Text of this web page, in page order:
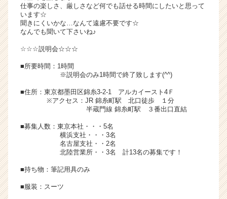
サ
ト
ャ
ア
（C
e
e
r
C
a
仕事の楽しさ、厳しさなど何でも話せる時間にしたいと思って
います☆
聞きにくいかな…なんて遠慮不要です☆
なんでも聞いて下さいね♪
☆☆☆説明会☆☆☆
■所要時間：1時間
※説明会のみ1時間で終了致します(^^)
■住所：東京都墨田区錦糸3-2-1 アルカイースト4Ｆ
※アクセス：JR 錦糸町駅 北口徒歩 １分
半蔵門線 錦糸町駅 ３番出口直結
■募集人数：東京本社・・・5名
横浜支社・・・3名
名古屋支社・・2名
北陸営業所・・3名 計13名の募集です！
■持ち物：筆記用具のみ
■服装：スーツ